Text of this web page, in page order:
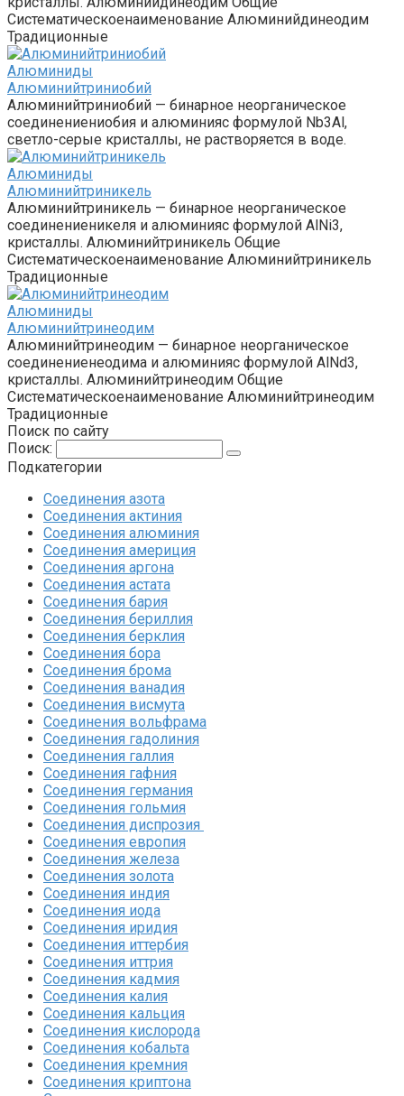
Систематическоенаименование Алюминийдинеодим
Традиционные
Алюминиды‎
Алюминийтриниобий
Алюминийтриниобий — бинарное неорганическое
соединениениобия и алюминияс формулой Nb3Al,
светло-серые кристаллы, не растворяется в воде.
Алюминиды‎
Алюминийтриникель
Алюминийтриникель — бинарное неорганическое
соединениеникеля и алюминияс формулой AlNi3,
кристаллы. Алюминийтриникель Общие
Систематическоенаименование Алюминийтриникель
Традиционные
Алюминиды‎
Алюминийтринеодим
Алюминийтринеодим — бинарное неорганическое
соединениенеодима и алюминияс формулой AlNd3,
кристаллы. Алюминийтринеодим Общие
Систематическоенаименование Алюминийтринеодим
Традиционные
Поиск по сайту
Поиск:
Подкатегории
Соединения азота
Соединения актиния
Соединения алюминия‎
Соединения америция‎
Соединения аргона‎
Соединения астата‎
Соединения бария
Соединения бериллия‎
Соединения берклия
Соединения бора‎
Соединения брома‎
Соединения ванадия‎
Соединения висмута
Соединения вольфрама‎
Соединения гадолиния‎
Соединения галлия‎
Соединения гафния‎
Соединения германия‎
Соединения гольмия‎
Соединения диспрозия‎ ‎
Соединения европия‎
Соединения железа‎
Соединения золота‎
Соединения индия
Соединения иода‎
Соединения иридия
Соединения иттербия‎
Соединения иттрия‎
Соединения кадмия
Соединения калия‎
Соединения кальция
Соединения кислорода‎
Соединения кобальта
Соединения кремния‎
Соединения криптона‎